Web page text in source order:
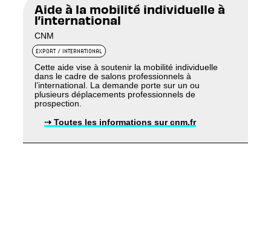
Aide à la mobilité individuelle à
l’international
CNM
EXPORT / INTERNATIONAL
Cette aide vise à soutenir la mobilité individuelle
dans le cadre de salons professionnels à
l’international. La demande porte sur un ou
plusieurs déplacements professionnels de
prospection.
⇢ Toutes les informations sur cnm.fr